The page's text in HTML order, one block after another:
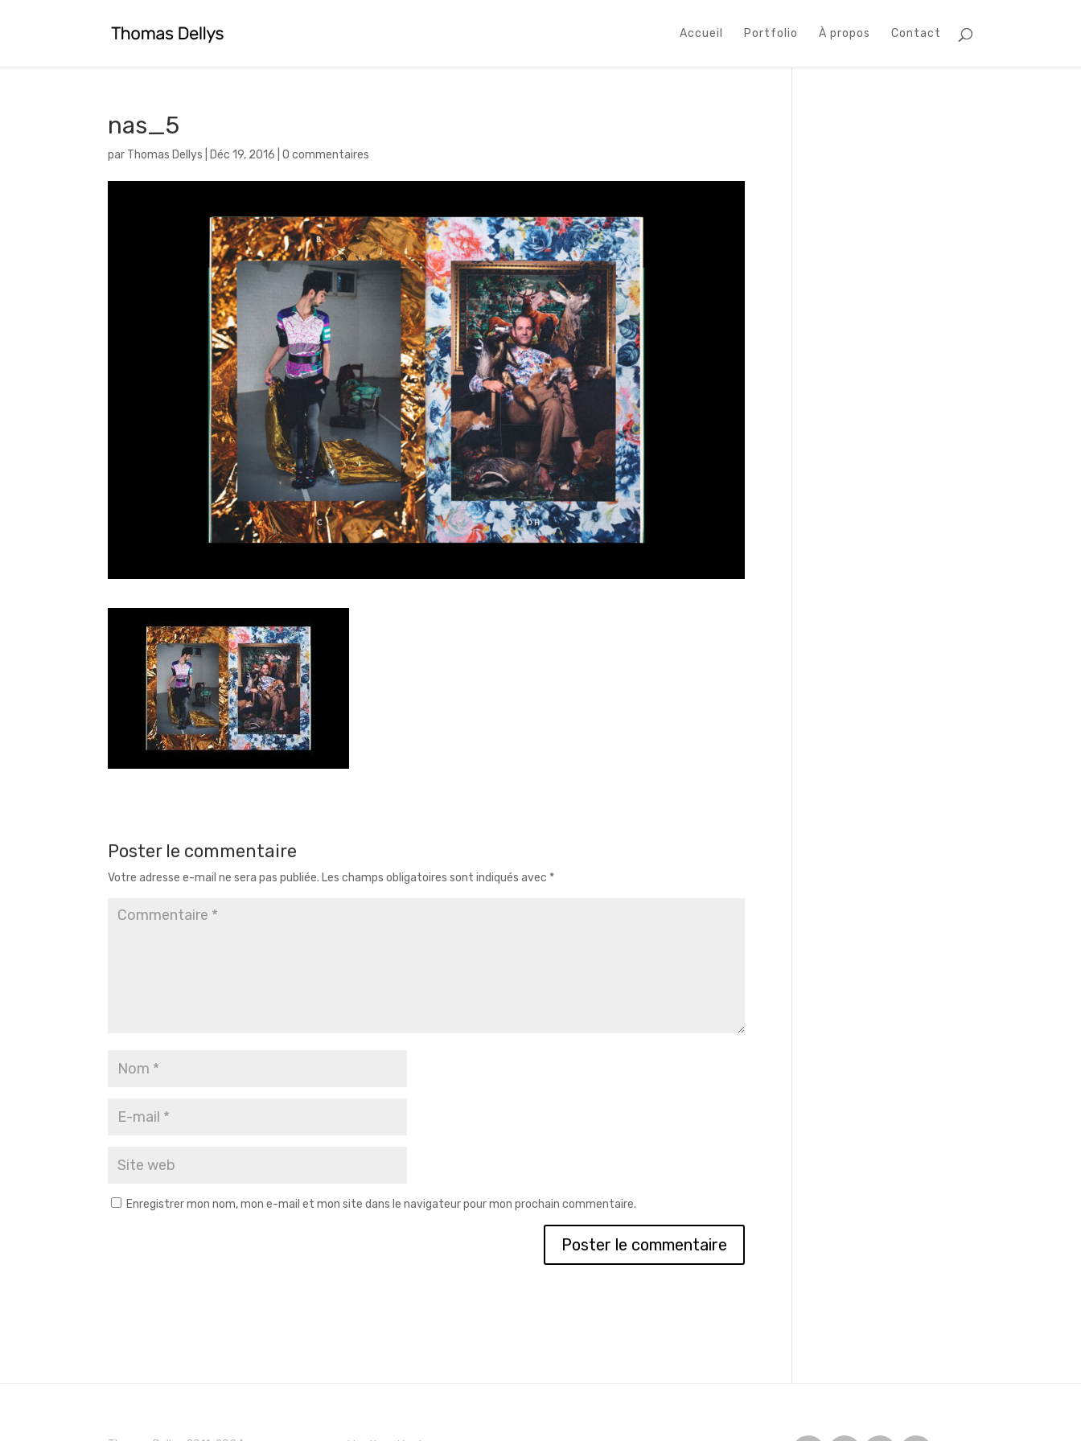
Accueil Portfolio À propos Contact
nas_5
par Thomas Dellys Déc 19, 2016 |0 commentaires
Poster le commentaire
Votre adresse e-mail ne sera pas publiée. Les champs obligatoires sont indiqués avec *
Enregistrer mon nom, mon e-mail et mon site dans le navigateur pour mon prochain commentaire.